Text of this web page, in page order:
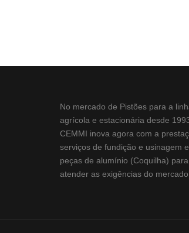
No mercado de Pistões para a
agrícola e estacionária desde
CEMMI inova agora com a
serviços de fundição e usinagem
peças de alumínio (Coquilha) para
atender as exigências do mercado.